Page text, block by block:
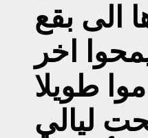
الى بقع
اخر
طويلا
ليالي